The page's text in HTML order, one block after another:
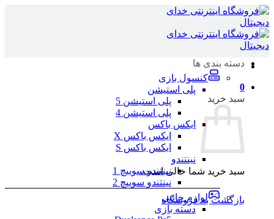
Skip
to
content
0
سبد خرید
سبد خرید شما خالی است.
بازگشت به فروشگاه
دسته بندی ها
کنسول بازی
پلی استیشن
پلی استیشن 5
پلی استیشن 4
ایکس باکس
ایکس باکس X
ایکس باکس S
نینتندو
نینتندو سوییچ 1
نینتندو سوییچ 2
لوازم جانبی
دسته بازی